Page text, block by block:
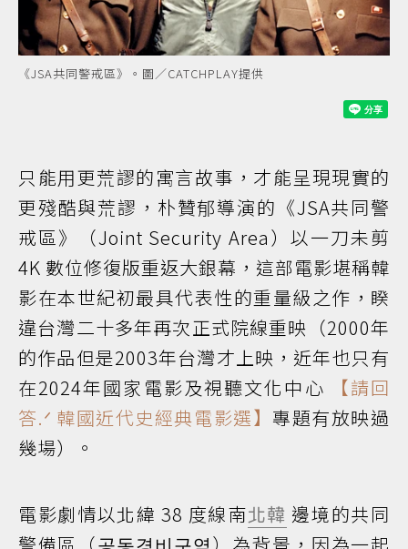
《JSA共同警戒區》。圖／CATCHPLAY提供
只能用更荒謬的寓言故事，才能呈現現實的
更殘酷與荒謬，朴贊郁導演的《JSA共同警
戒區》（Joint Security Area）以一刀未剪
4K 數位修復版重返大銀幕，這部電影堪稱韓
影在本世紀初最具代表性的重量級之作，睽
違台灣二十多年再次正式院線重映（2000年
的作品但是2003年台灣才上映，近年也只有
在2024年國家電影及視聽文化中心
【請回
答.ᐟ 韓國近代史經典電影選】 專題有放映過
幾場）。
電影劇情以北緯 38 度線南北韓 邊境的共同